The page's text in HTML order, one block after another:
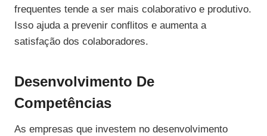
frequentes tende a ser mais colaborativo e produtivo.
Isso ajuda a prevenir conflitos e aumenta a
satisfação dos colaboradores.
Desenvolvimento De
Competências
As empresas que investem no desenvolvimento